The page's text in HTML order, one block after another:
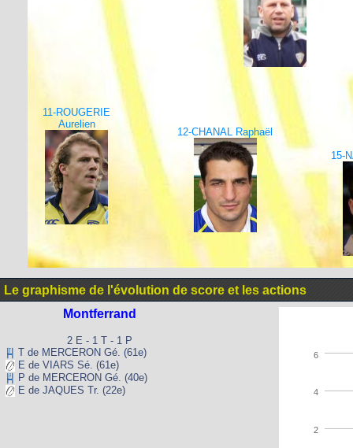
11-ROUGERIE
Aurelien
12-CHANAL Raphaël
15-
Le graphisme de l'évolution de score et les actions
Montferrand
2 E - 1 T - 1 P
T de MERCERON Gé. (61e)
E de VIARS Sé. (61e)
P de MERCERON Gé. (40e)
E de JAQUES Tr. (22e)
2
4
6